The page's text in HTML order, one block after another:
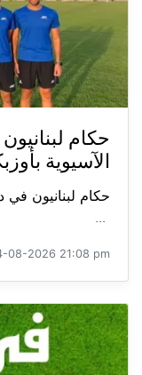
حكام
الآسيوية
حكام لبنانيون في
...
08-2026 21:08 pm